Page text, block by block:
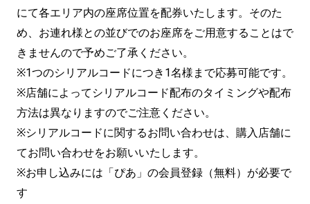
にて各エリア内の座席位置を配券いたします。そのた
め、お連れ様との並びでのお座席をご用意することはで
きませんので予めご了承ください。
※1つのシリアルコードにつき1名様まで応募可能です。
※店舗によってシリアルコード配布のタイミングや配布
方法は異なりますのでご注意ください。
※シリアルコードに関するお問い合わせは、購入店舗に
てお問い合わせをお願いいたします。
※お申し込みには「ぴあ」の会員登録（無料）が必要で
す